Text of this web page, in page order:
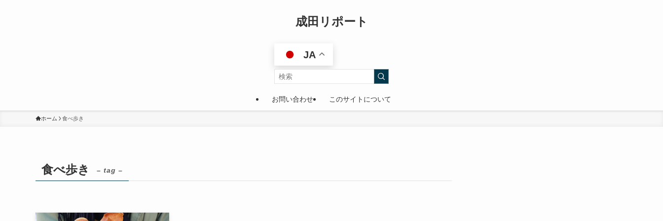
成田リポート
お問い合わせ このサイトについて
JA
ホーム 食べ歩き
食べ歩き – tag –